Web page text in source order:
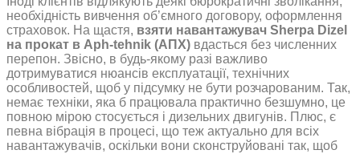
необхідність вивчення об’ємного договору, оформлення
страховок. На щастя, взяти навантажувач Sherpa Dizel
на прокат в Aph-tehnik (АПХ) вдасться без численних
перепон. Звісно, в будь-якому разі важливо
дотримуватися нюансів експлуатації, технічних
особливостей, щоб у підсумку не бути розчарованим. Так,
немає техніки, яка б працювала практично безшумно, це
повною мірою стосується і дизельних двигунів. Плюс, є
певна вібрація в процесі, що теж актуально для всіх
навантажувачів, оскільки вони сконструйовані так, щоб